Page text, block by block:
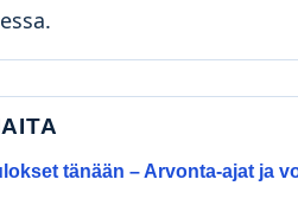
.
tänään – Arvonta-ajat ja